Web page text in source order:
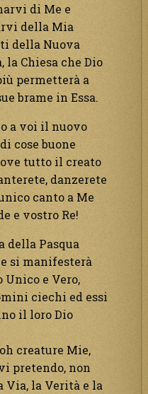
di Me e
della Mia
della Nuova
la Chiesa che Dio
permetterà a
brame in Essa.
a voi il nuovo
cose buone
tutto il creato
danzerete
canto a Me
e vostro Re!
Pasqua
si manifesterà
Unico e Vero,
ciechi ed essi
il loro Dio
creature Mie,
pretendo, non
Via, la Verità e la